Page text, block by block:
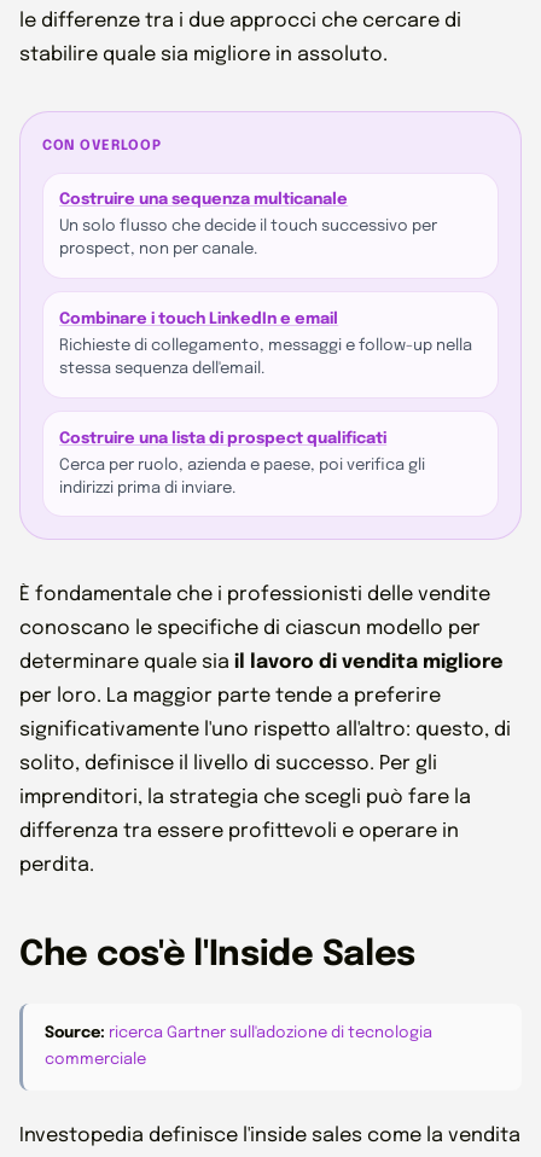
le differenze tra i due approcci che cercare di
stabilire quale sia migliore in assoluto.
CON OVERLOOP
Costruire una sequenza multicanale
Un solo flusso che decide il touch successivo per
prospect, non per canale.
Combinare i touch LinkedIn e email
Richieste di collegamento, messaggi e follow-up nella
stessa sequenza dell'email.
Costruire una lista di prospect qualificati
Cerca per ruolo, azienda e paese, poi verifica gli
indirizzi prima di inviare.
È fondamentale che i professionisti delle vendite
conoscano le specifiche di ciascun modello per
determinare quale sia il lavoro di vendita migliore
per loro. La maggior parte tende a preferire
significativamente l'uno rispetto all'altro: questo, di
solito, definisce il livello di successo. Per gli
imprenditori, la strategia che scegli può fare la
differenza tra essere profittevoli e operare in
perdita.
Che cos'è l'Inside Sales
Source: ricerca Gartner sull'adozione di tecnologia
commerciale
Investopedia definisce l'inside sales come la vendita